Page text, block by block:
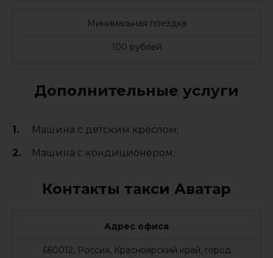
Минимальная поездка
100 рублей
Дополнительные услуги
Машина с детским креслом;
Машина с кондиционером.
Контакты такси Аватар
Адрес офиса
660012, Россия, Красноярский край, город